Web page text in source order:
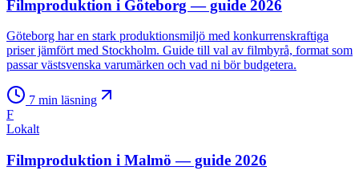
Filmproduktion i Göteborg — guide 2026
Göteborg har en stark produktionsmiljö med konkurrenskraftiga
priser jämfört med Stockholm. Guide till val av filmbyrå, format som
passar västsvenska varumärken och vad ni bör budgetera.
7 min läsning
F
Lokalt
Filmproduktion i Malmö — guide 2026